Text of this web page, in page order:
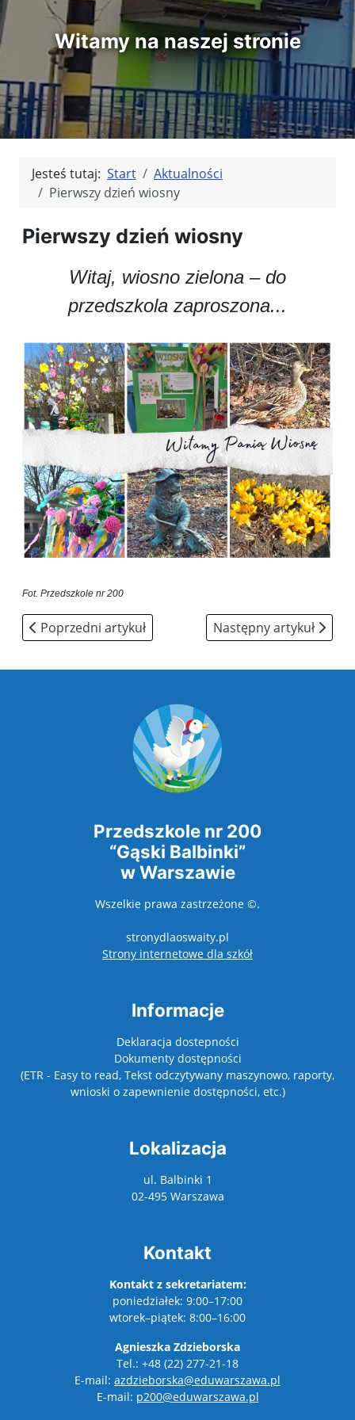
Witamy na naszej stronie
Jesteś tutaj: Start
Aktualności
Pierwszy dzień wiosny
Pierwszy dzień wiosny
Witaj, wiosno zielona – do
przedszkola zaproszona...
Fot. Przedszkole nr 200
Poprzedni artykuł: "Kulinarne smaki Balbinki"
Poprzedni artykuł Następny artykuł:
Następny artykuł
Przedszkole nr 200
“Gąski Balbinki”
w Warszawie
Wszelkie prawa zastrzeżone ©.
stronydlaoswaity.pl
Strony internetowe dla szkółotwiera się w
Informacje
Deklaracja dostepności
Dokumenty dostępności
(ETR - Easy to read, Tekst odczytywany maszynowo, raporty,
wnioski o zapewnienie dostępności, etc.)
Lokalizacja
ul. Balbinki 1
02-495 Warszawa
Kontakt
Kontakt z sekretariatem:
poniedziałek: 9:00–17:00
wtorek–piątek: 8:00–16:00
Agnieszka Zdzieborska
Tel.: +48 (22) 277-21-18
E-mail: azdzieborska@eduwarszawa.pl
E-mail: p200@eduwarszawa.pl